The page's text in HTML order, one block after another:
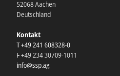
52068 Aachen
Deutschland
Kontakt
T +49 241 608328-0
F +49 234 30709-1011
info@ssp.ag